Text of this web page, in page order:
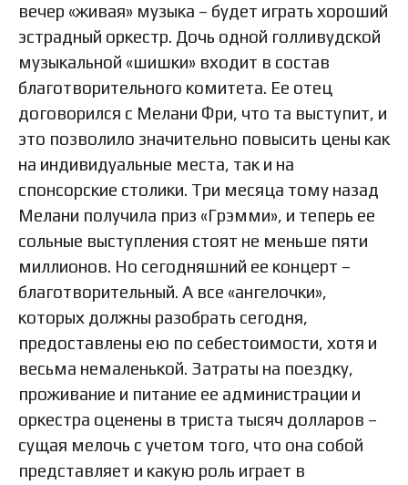
вечер «живая» музыка – будет играть хороший
эстрадный оркестр. Дочь одной голливудской
музыкальной «шишки» входит в состав
благотворительного комитета. Ее отец
договорился с Мелани Фри, что та выступит, и
это позволило значительно повысить цены как
на индивидуальные места, так и на
спонсорские столики. Три месяца тому назад
Мелани получила приз «Грэмми», и теперь ее
сольные выступления стоят не меньше пяти
миллионов. Но сегодняшний ее концерт –
благотворительный. А все «ангелочки»,
которых должны разобрать сегодня,
предоставлены ею по себестоимости, хотя и
весьма немаленькой. Затраты на поездку,
проживание и питание ее администрации и
оркестра оценены в триста тысяч долларов –
сущая мелочь с учетом того, что она собой
представляет и какую роль играет в